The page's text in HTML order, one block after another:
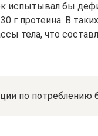
испытывал бы
г протеина. В
тела, что
по потреблению